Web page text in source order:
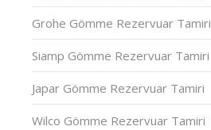
Grohe Gömme Rezervuar Tamiri
Siamp Gömme Rezervuar Tamiri
Japar Gömme Rezervuar Tamiri
Wilco Gömme Rezervuar Tamiri